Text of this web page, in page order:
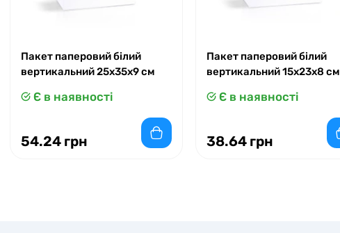
Пакет паперовий білий
вертикальний 25х35х9 см
Є в наявності
54.24 грн
Пакет паперовий білий
вертикальний 15x23x8 см
Є в наявності
38.64 грн